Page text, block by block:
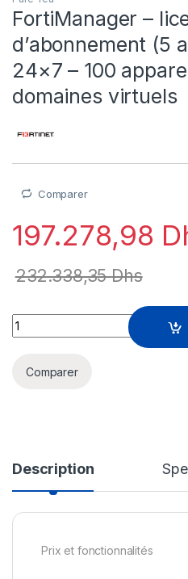
FortiManager –
d’abonnement (5
24×7 – 100
domaines virtuels
Comparer
197.278,98
232.338,35Dhs
FortiManager - licence
Comparer
Description
Prix et fonctionnalités